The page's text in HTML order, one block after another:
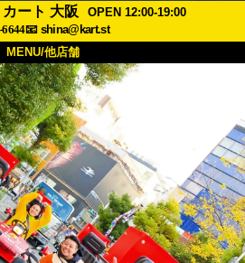
ート 大阪
OPEN 12:00-19:00
6644📧 shina@kart.st
MENU/他店舗
トップ
車両
評価
予約
他店舗
東京 秋葉原 #1